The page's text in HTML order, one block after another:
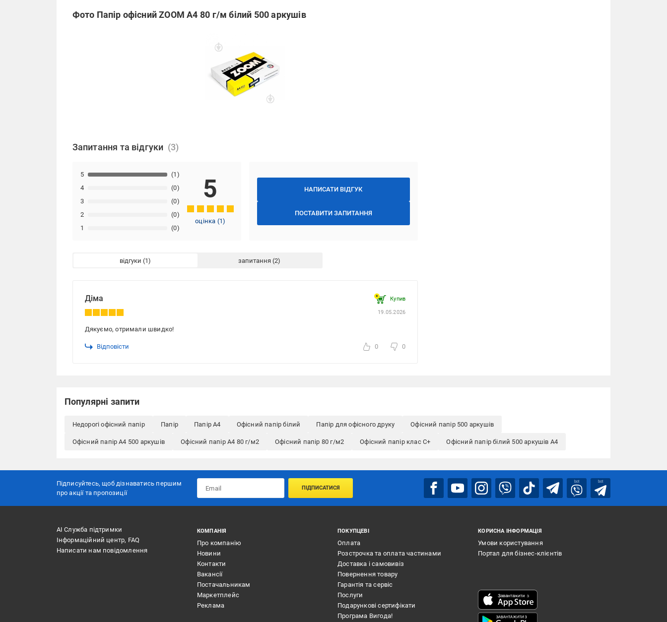
Фото Папір офісний ZOOM A4 80 г/м білий 500 аркушів
Запитання та відгуки
НАПИСАТИ ВІДГУК
ПОСТАВИТИ ЗАПИТАННЯ
1 (0)
2 (0)
3 (0)
4 (0)
5 (1)
5
оцінка (1)
відгуки запитання
Діма Купив
19.05.2026
Дякуємо, отримали швидко!
Відповісти 0 0
Популярні запити
Недорогі офісний папір Папір Папір A4 Офісний папір білий Папір для офісного друку Офісний папір 500 аркушів
Офісний папір A4 500 аркушів Офісний папір A4 80 г/м2 Офісний папір 80 г/м2 Офісний папір клас С+ Офісний папір білий 500 аркушів A4
Підписуйтесь, щоб дізнаватись першим
про акції та пропозиції
ПІДПИСАТИСЯ
bot bot
АІ Служба підтримки
Інформаційний центр, FAQ
Написати нам повідомлення
КОМПАНІЯ
Про компанію
Новини
Контакти
Вакансії
Постачальникам
Маркетплейс
Реклама
ПОКУПЦЕВІ
Оплата
Розстрочка та оплата частинами
Доставка і самовивіз
Повернення товару
Гарантія та сервіс
Послуги
Подарункові сертифікати
Програма Вигода!
КОРИСНА ІНФОРМАЦІЯ
Умови користування
Портал для бізнес-клієнтів